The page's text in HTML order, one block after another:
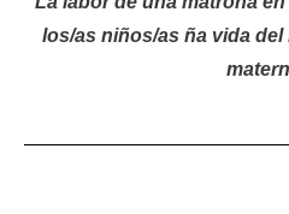
los/as niños/as ña vida